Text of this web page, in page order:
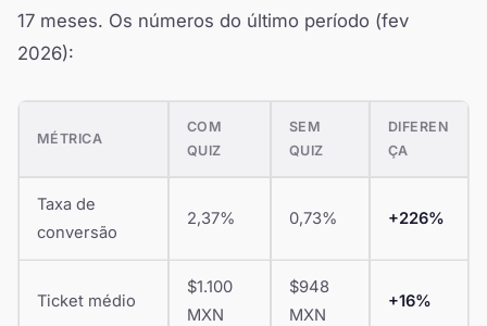
17 meses. Os números do último período (fev
2026):
MÉTRICA
COM
QUIZ
SEM
QUIZ
DIFEREN
ÇA
Taxa de
conversão
2,37% 0,73% +226%
Ticket médio
$1.100
MXN
$948
MXN
+16%